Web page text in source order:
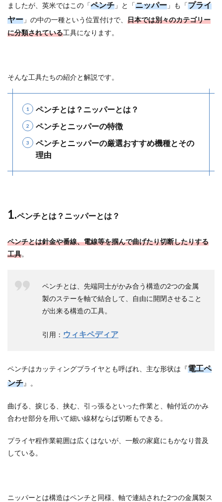
ましたが、英米ではこの「ペンチ 」と「ニッパー 」も「プライ
ヤー 」の中の一種という位置付けで、 日本では別々のカテゴリー
に分類されている工具になります。
そんな工具たちの紹介と解説です。
ペンチとは？ニッパーとは？
ペンチとニッパーの特徴
ペンチとニッパーの厳選おすすめ機種とその
理由
1.ペンチとは？ニッパーとは？
ペンチとは針金や番線、電線等を掴んで曲げたり切断したりする
工具。
ペンチとは、先端同士がかみ合う構造の2つの金属
製のステーを軸で結合して、自由に開閉させること
が出来る構造の工具。
引用： ウィキペディア
ペンチはカッティングプライヤとも呼ばれ、主な形状は『電工ペ
ンチ』。
曲げる、捩じる、挟む、引っ張るといった作業と、軸付近のかみ
合わせ部分を用いて細い線材ならば切断もできる。
プライヤ程作業範囲は広くはないが、一般の家庭にもかなり普及
している。
ニッパーとは構造はペンチと同様、軸で連結された2つの金属製ス